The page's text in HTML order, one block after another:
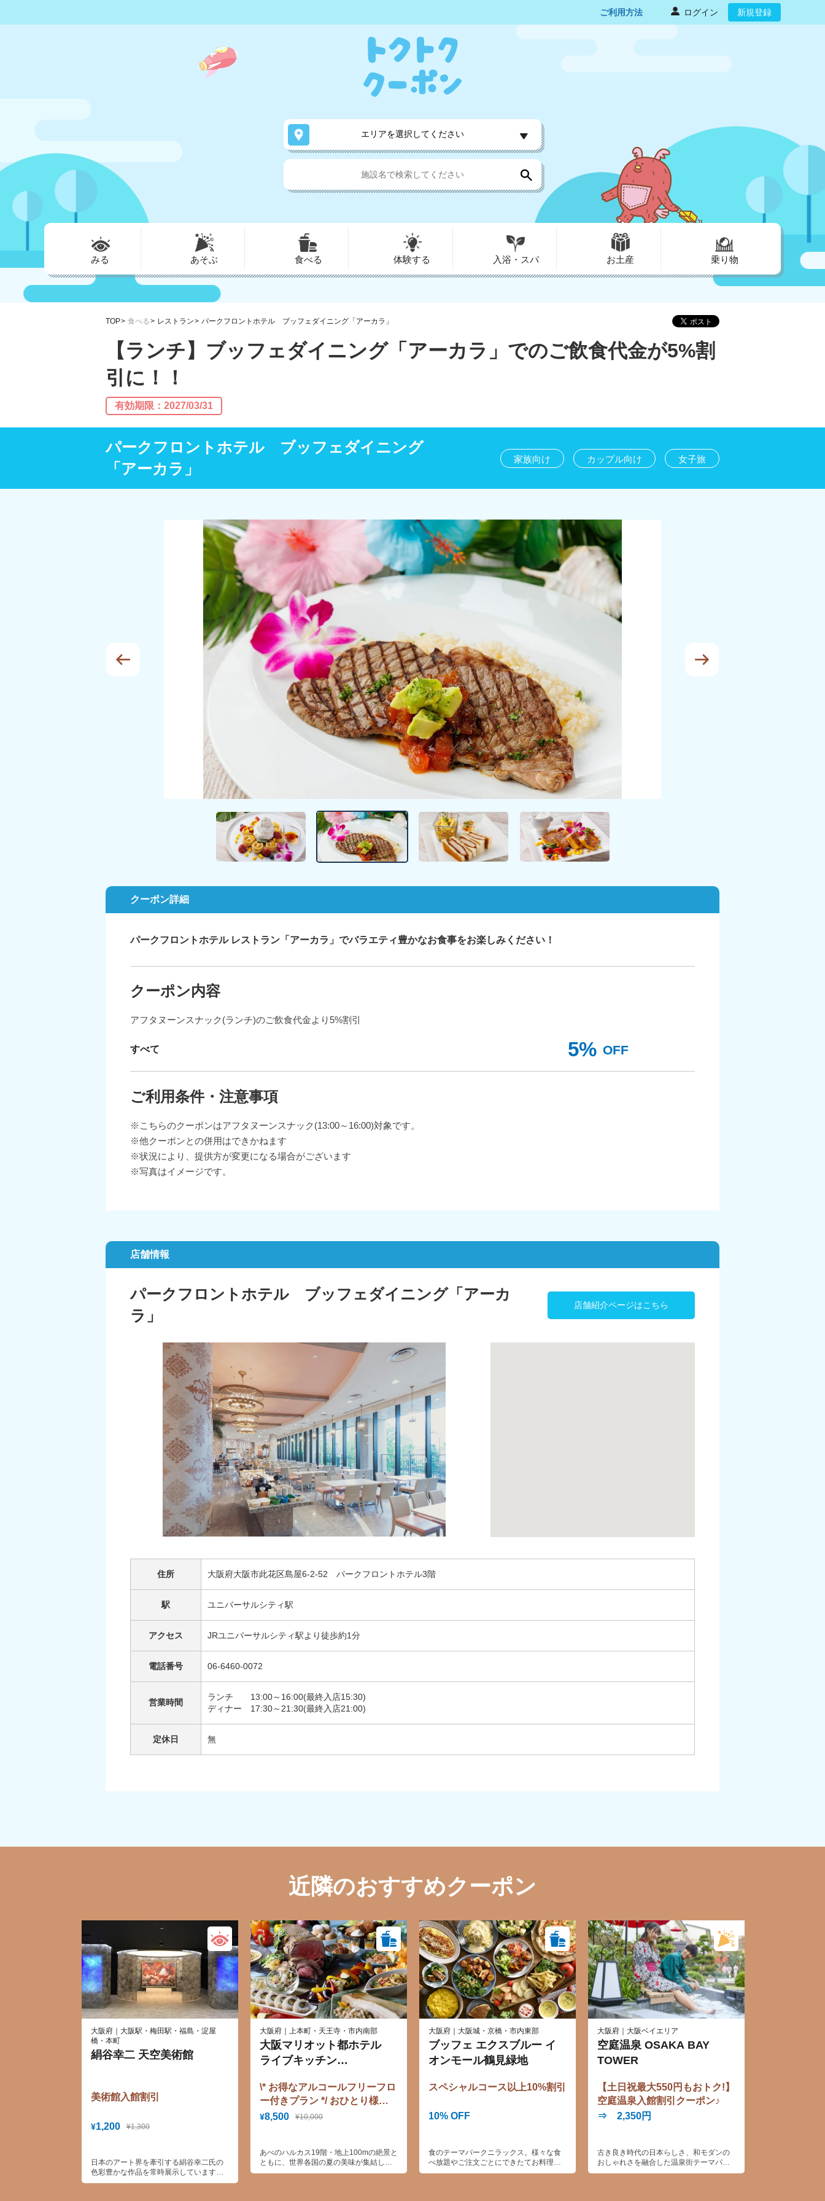
ご利用方法 ログイン 新規登録
エリアを選択してください
みる あそぶ 食べる 体験する 入浴・スパ お土産 乗り物
TOP 食べる レストラン パークフロントホテル ブッフェダイニング「アーカラ」
【ランチ】ブッフェダイニング「アーカラ」でのご飲食代金が5%割
引に！！
有効期限：2027/03/31
パークフロントホテル ブッフェダイニング
「アーカラ」
家族向け カップル向け 女子旅
クーポン詳細
パークフロントホテル レストラン「アーカラ」でバラエティ豊かなお食事をお楽しみください！
クーポン内容
アフタヌーンスナック(ランチ)のご飲食代金より5%割引
すべて 5% OFF
ご利用条件・注意事項
※こちらのクーポンはアフタヌーンスナック(13:00～16:00)対象です。
※他クーポンとの併用はできかねます
※状況により、提供方が変更になる場合がございます
※写真はイメージです。
店舗情報
パークフロントホテル ブッフェダイニング「アーカ
ラ」
店舗紹介ページはこちら
住所 大阪府大阪市此花区島屋6-2-52 パークフロントホテル3階
駅 ユニバーサルシティ駅
アクセス JRユニバーサルシティ駅より徒歩約1分
電話番号 06-6460-0072
営業時間
ランチ 13:00～16:00(最終入店15:30)
ディナー 17:30～21:30(最終入店21:00)
定休日 無
近隣のおすすめクーポン
大阪府｜大阪駅・梅田駅・福島・淀屋
橋・本町
絹谷幸二 天空美術館
美術館入館割引
¥1,200 ¥1,300
日本のアート界を牽引する絹谷幸二氏の
色彩豊かな作品を常時展示しています。
絵の中に飛び込む3D映像体験、青と赤の
大阪府｜上本町・天王寺・市内南部
大阪マリオット都ホテル
ライブキッチン
\* お得なアルコールフリーフロ
ー付きプラン */ おひとり様
8500円！ ハルカス19階でシェ
ストビーフも食べ放題♪（ディ
ナー）
¥8,500 ¥10,000
あべのハルカス19階・地上100mの絶景と
ともに、世界各国の夏の美味が集結した
「サマーグルメフェスティバル」を満
大阪府｜大阪城・京橋・市内東部
ブッフェ エクスブルー イ
オンモール鶴見緑地
スペシャルコース以上10%割引
10% OFF
食のテーマパークニラックス。様々な食
べ放題やご注文ごとにできたてお料理を
提供するバイキングレストランです。デ
大阪府｜大阪ベイエリア
空庭温泉 OSAKA BAY
TOWER
【土日祝最大550円もおトク!】
空庭温泉入館割引クーポン♪
⇒ 2,350円
古き良き時代の日本らしさ、和モダンの
おしゃれさを融合した温泉街テーマパー
ク。自慢の天然温泉のほかに、フォトジ